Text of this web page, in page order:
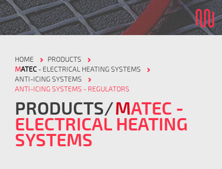
HOME
PRODUCTS
MATEC - ELECTRICAL HEATING SYSTEMS
ANTI-ICING SYSTEMS
ANTI-ICING SYSTEMS - REGULATORS
PRODUCTS MATEC -
ELECTRICAL HEATING
SYSTEMS